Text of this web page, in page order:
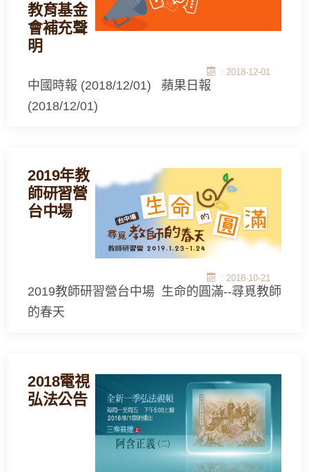
教育基金
會補充聲
明
: 2018-12-01
中國時報 (2018/12/01) 蘋果日報
(2018/12/01)
2019年教
師研習營
台中場
: 2018-10-21
2019教師研習營台中場 生命的圓滿--尋覓教師
的春天
2018電視
弘法公告